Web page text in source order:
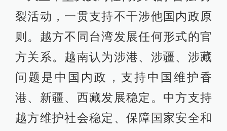
裂活动，一贯支持不干涉他国内政原
则。越方不同台湾发展任何形式的官
方关系。越南认为涉港、涉疆、涉藏
问题是中国内政，支持中国维护香
港、新疆、西藏发展稳定。中方支持
越方维护社会稳定、保障国家安全和